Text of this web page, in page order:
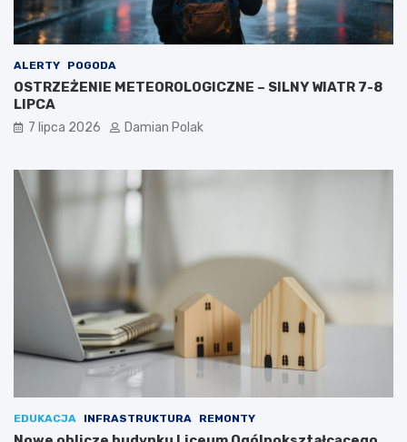
ALERTY POGODA
OSTRZEŻENIE METEOROLOGICZNE – SILNY WIATR 7-8
LIPCA
7 lipca 2026 Damian Polak
EDUKACJA INFRASTRUKTURA REMONTY